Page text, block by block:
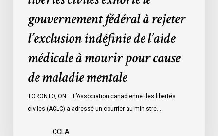
médicale
mourir
cause
maladie
mentale
gouvernement fédéral à rejeter
l’exclusion indéfinie de l’aide
médicale à mourir pour cause
de maladie mentale
TORONTO, ON – L’Association canadienne des libertés
civiles (ACLC) a adressé un courrier au ministre…
CCLA